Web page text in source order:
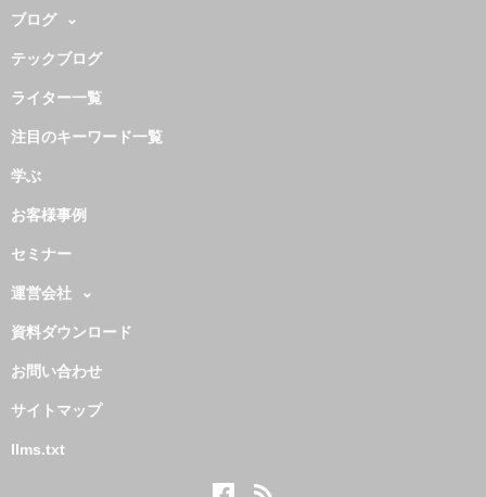
ブログ
テックブログ
ライター一覧
注目のキーワード一覧
学ぶ
お客様事例
セミナー
運営会社
資料ダウンロード
お問い合わせ
サイトマップ
llms.txt